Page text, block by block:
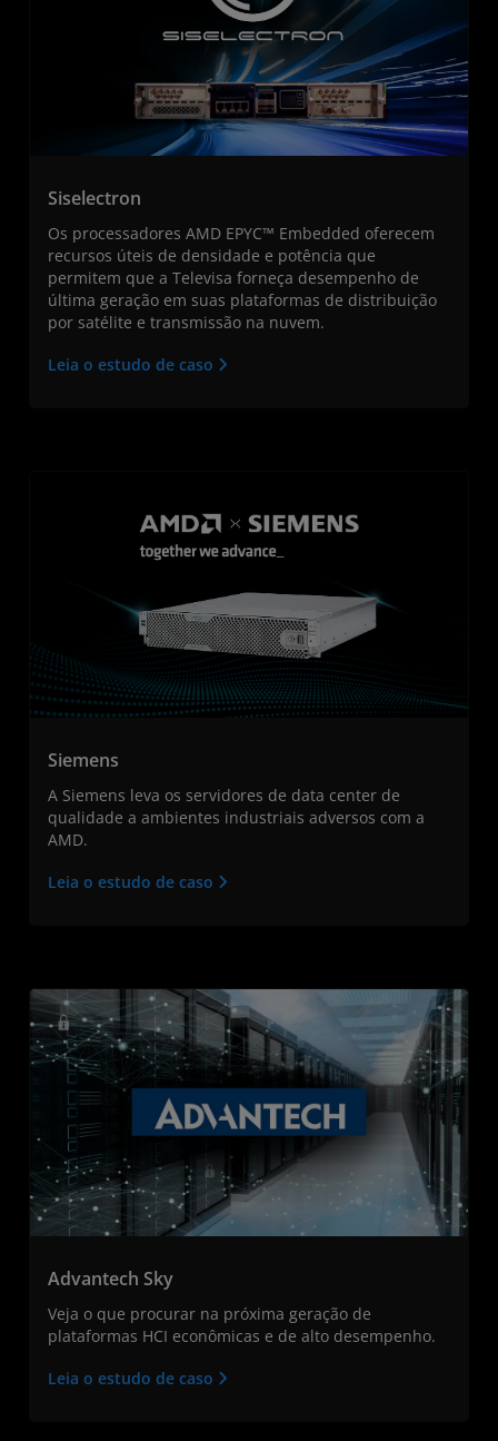
Siselectron
Os processadores AMD EPYC™ Embedded oferecem
recursos úteis de densidade e potência que
permitem que a Televisa forneça desempenho de
última geração em suas plataformas de distribuição
por satélite e transmissão na nuvem.
Leia o estudo de caso
Siemens
A Siemens leva os servidores de data center de
qualidade a ambientes industriais adversos com a
AMD.
Leia o estudo de caso
Advantech Sky
Veja o que procurar na próxima geração de
plataformas HCI econômicas e de alto desempenho.
Leia o estudo de caso